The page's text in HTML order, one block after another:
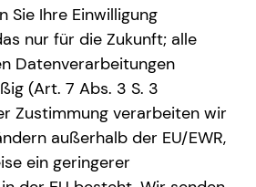
entwickeln ein
ganzheitliches Konzept, das wir
veränderte Lebenssituation
Leben lang und bundesweit.
anbieten zu können, arbeitet
renommierter
-partner zusammen. Bei der
Sie Ihre Einwilligung
nur für die Zukunft; alle
Datenverarbeitungen
(Art. 7 Abs. 3 S. 3
Zustimmung verarbeiten wir
außerhalb der EU/EWR,
ein geringerer